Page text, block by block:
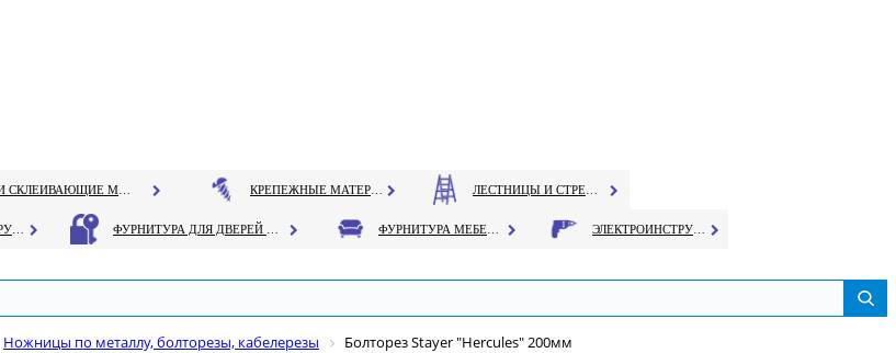
Ножницы по металлу, болторезы, кабелерезы Болторез Stayer "Hercules" 200мм